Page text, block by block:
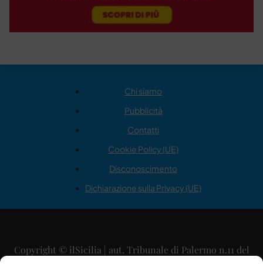
Chi siamo
Pubblicità
Contatti
Cookie Policy (UE)
Disconoscimento
Dichiarazione sulla Privacy (UE)
Copyright © ilSicilia | aut. Tribunale di Palermo n.11 del